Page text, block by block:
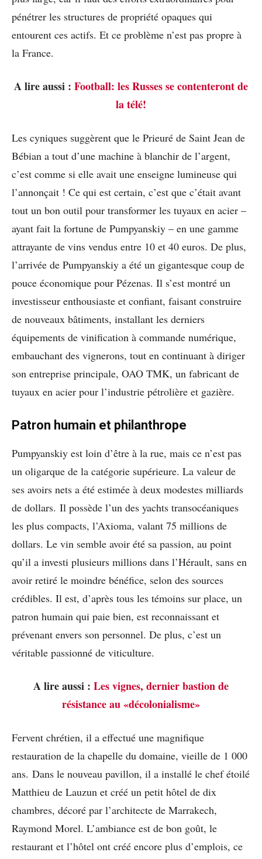
pénétrer les structures de propriété opaques qui
entourent ces actifs. Et ce problème n’est pas propre à
la France.
A lire aussi : Football: les Russes se contenteront de
la télé!
Les cyniques suggèrent que le Prieuré de Saint Jean de
Bébian a tout d’une machine à blanchir de l’argent,
c’est comme si elle avait une enseigne lumineuse qui
l’annonçait ! Ce qui est certain, c’est que c’était avant
tout un bon outil pour transformer les tuyaux en acier –
ayant fait la fortune de Pumpyanskiy – en une gamme
attrayante de vins vendus entre 10 et 40 euros. De plus,
l’arrivée de Pumpyanskiy a été un gigantesque coup de
pouce économique pour Pézenas. Il s’est montré un
investisseur enthousiaste et confiant, faisant construire
de nouveaux bâtiments, installant les derniers
équipements de vinification à commande numérique,
embauchant des vignerons, tout en continuant à diriger
son entreprise principale, OAO TMK, un fabricant de
tuyaux en acier pour l’industrie pétrolière et gazière.
Patron humain et philanthrope
Pumpyanskiy est loin d’être à la rue, mais ce n’est pas
un oligarque de la catégorie supérieure. La valeur de
ses avoirs nets a été estimée à deux modestes milliards
de dollars. Il possède l’un des yachts transocéaniques
les plus compacts, l’Axioma, valant 75 millions de
dollars. Le vin semble avoir été sa passion, au point
qu’il a investi plusieurs millions dans l’Hérault, sans en
avoir retiré le moindre bénéfice, selon des sources
crédibles. Il est, d’après tous les témoins sur place, un
patron humain qui paie bien, est reconnaissant et
prévenant envers son personnel. De plus, c’est un
véritable passionné de viticulture.
A lire aussi : Les vignes, dernier bastion de
résistance au «décolonialisme»
Fervent chrétien, il a effectué une magnifique
restauration de la chapelle du domaine, vieille de 1 000
ans. Dans le nouveau pavillon, il a installé le chef étoilé
Matthieu de Lauzun et créé un petit hôtel de dix
chambres, décoré par l’architecte de Marrakech,
Raymond Morel. L’ambiance est de bon goût, le
restaurant et l’hôtel ont créé encore plus d’emplois, ce